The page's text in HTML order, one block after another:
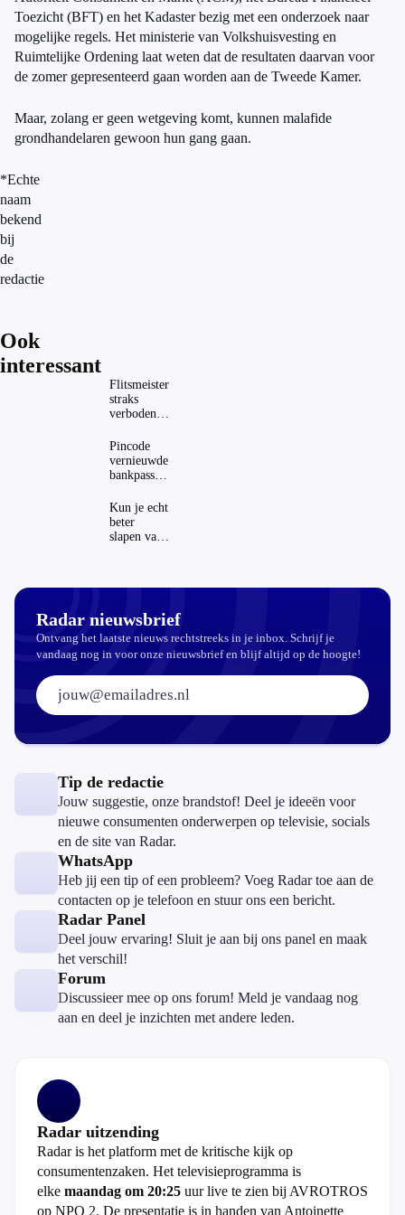
Toezicht (BFT) en het Kadaster bezig met een onderzoek naar
mogelijke regels. Het ministerie van Volkshuisvesting en
Ruimtelijke Ordening laat weten dat de resultaten daarvan voor
de zomer gepresenteerd gaan worden aan de Tweede Kamer.
Maar, zolang er geen wetgeving komt, kunnen malafide
grondhandelaren gewoon hun gang gaan.
*Echte
naam
bekend
bij
de
redactie
Ook
interessant
Flitsmeister
straks
verboden?
regels in
Nederland
en het
buitenland
Pincode
vernieuwde
bankpassen
ING-app:
is dat wel
veilig?
Kun je echt
beter
slapen van
Radar nieuwsbrief
Ontvang het laatste nieuws rechtstreeks in je inbox. Schrijf je
vandaag nog in voor onze nieuwsbrief en blijf altijd op de hoogte!
E-mailadres:
Tip de redactie
Jouw suggestie, onze brandstof! Deel je ideeën voor
nieuwe consumenten onderwerpen op televisie, socials
en de site van Radar.
WhatsApp
Heb jij een tip of een probleem? Voeg Radar toe aan de
contacten op je telefoon en stuur ons een bericht.
Radar Panel
Deel jouw ervaring! Sluit je aan bij ons panel en maak
het verschil!
Forum
Discussieer mee op ons forum! Meld je vandaag nog
aan en deel je inzichten met andere leden.
Radar uitzending
Radar is het platform met de kritische kijk op
consumentenzaken. Het televisieprogramma is
elke maandag om 20:25 uur live te zien bij AVROTROS
op NPO 2. De presentatie is in handen van Antoinette